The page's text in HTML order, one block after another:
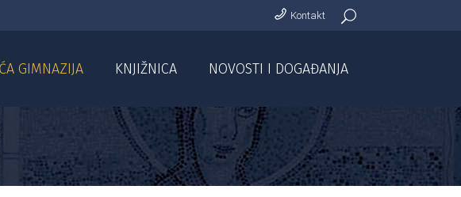
Kontakt
GIMNAZIJA KNJIŽNICA NOVOSTI I DOGAĐANJA